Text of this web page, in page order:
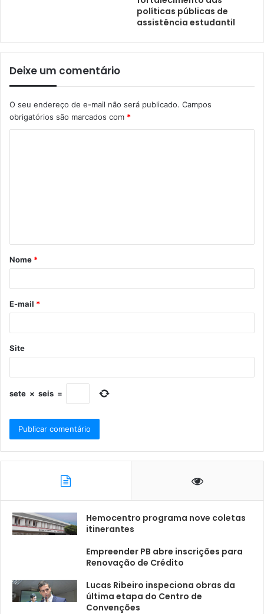
políticas públicas de
assistência estudantil
Deixe um comentário
O seu endereço de e-mail não será publicado. Campos
obrigatórios são marcados com *
Nome *
E-mail *
Site
sete × seis =
Hemocentro programa nove coletas
itinerantes
Empreender PB abre inscrições para
Renovação de Crédito
Lucas Ribeiro inspeciona obras da
última etapa do Centro de
Convenções